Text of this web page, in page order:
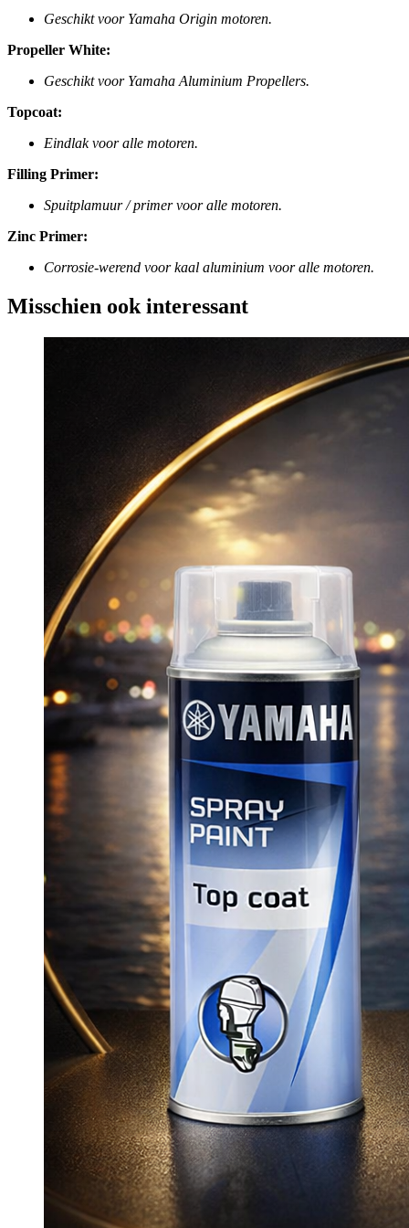
Geschikt voor Yamaha Origin motoren.
Propeller White:
Geschikt voor Yamaha Aluminium Propellers.
Topcoat:
Eindlak voor alle motoren.
Filling Primer:
Spuitplamuur / primer voor alle motoren.
Zinc Primer:
Corrosie-werend voor kaal aluminium voor alle motoren.
Misschien ook interessant